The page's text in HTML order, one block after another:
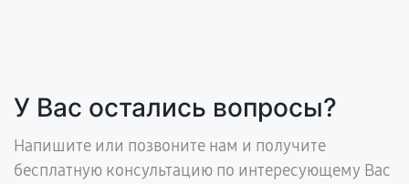
У Вас остались вопросы?
Напишите или позвоните нам и получите
бесплатную консультацию по интересующему Вас